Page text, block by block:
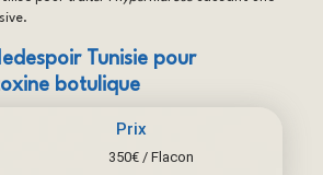
Tunisie pour
botulique
Prix
350€ / Flacon